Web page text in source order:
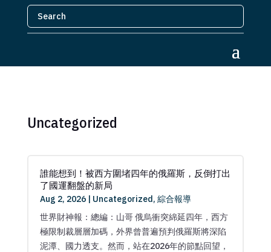
Uncategorized
誰能想到！被西方圍堵四年的俄羅斯，反倒打出
了國運翻盤的新局
Aug 2, 2026| Uncategorized, 綜合報導
世界財神報：總編：山哥 俄烏衝突綿延四年，西方
極限制裁層層加碼，外界曾普遍預判俄羅斯將深陷
泥潭、國力透支。然而，站在2026年的節點回望，